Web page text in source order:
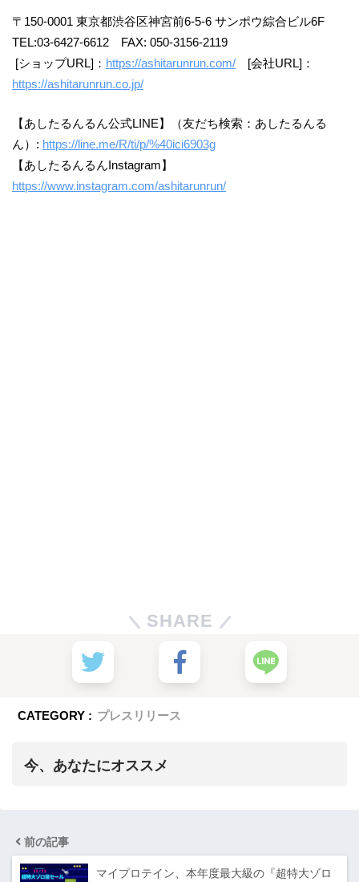
〒150-0001 東京都渋谷区神宮前6-5-6 サンポウ綜合ビル6F
TEL:03-6427-6612 FAX: 050-3156-2119
[ショップURL]： https://ashitarunrun.com/ [会社URL]：
https://ashitarunrun.co.jp/
【あしたるんるん公式LINE】（友だち検索：あしたるんる
ん）: https://line.me/R/ti/p/%40ici6903g
【あしたるんるんInstagram】
https://www.instagram.com/ashitarunrun/
SHARE
CATEGORY : プレスリリース
今、あなたにオススメ
前の記事
マイプロテイン、本年度最大級の『超特大ゾロ